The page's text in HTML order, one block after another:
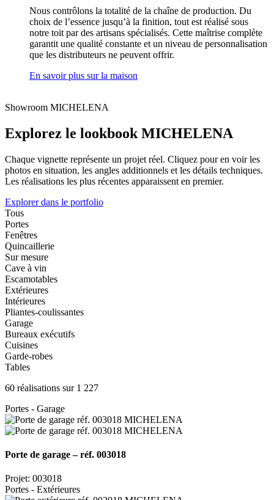
Nous contrôlons la totalité de la chaîne de production. Du
choix de l’essence jusqu’à la finition, tout est réalisé sous
notre toit par des artisans spécialisés. Cette maîtrise complète
garantit une qualité constante et un niveau de personnalisation
que les distributeurs ne peuvent offrir.
En savoir plus sur la maison
Showroom MICHELENA
Explorez le lookbook MICHELENA
Chaque vignette représente un projet réel. Cliquez pour en voir les
photos en situation, les angles additionnels et les détails techniques.
Les réalisations les plus récentes apparaissent en premier.
Explorer dans le portfolio
Tous
Portes
Fenêtres
Quincaillerie
Sur mesure
Cave à vin
Escamotables
Extérieures
Intérieures
Pliantes-coulissantes
Garage
Bureaux exécutifs
Cuisines
Garde-robes
Tables
60 réalisations sur 1 227
Portes - Garage
Porte de garage – réf. 003018
Projet: 003018
Portes - Extérieures